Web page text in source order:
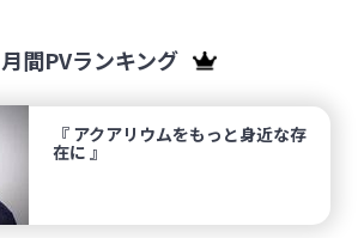
月間PVランキング
『 アクアリウムをもっと身近な存
在に 』